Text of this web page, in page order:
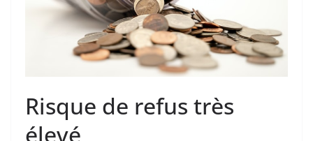
Risque de refus très
élevé